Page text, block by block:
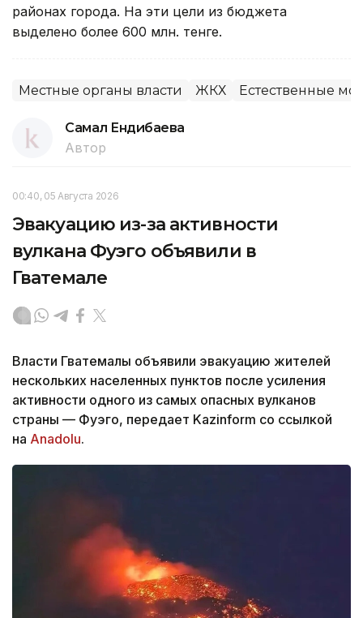
районах города. На эти цели из бюджета
выделено более 600 млн. тенге.
Местные органы власти ЖКХ Естественные
Самал Ендибаева
Автор
00:40, 05 Августа 2026
Эвакуацию из-за активности
вулкана Фуэго объявили в
Гватемале
Власти Гватемалы объявили эвакуацию жителей
нескольких населенных пунктов после усиления
активности одного из самых опасных вулканов
страны — Фуэго, передает Kazinform со ссылкой
на Anadolu.